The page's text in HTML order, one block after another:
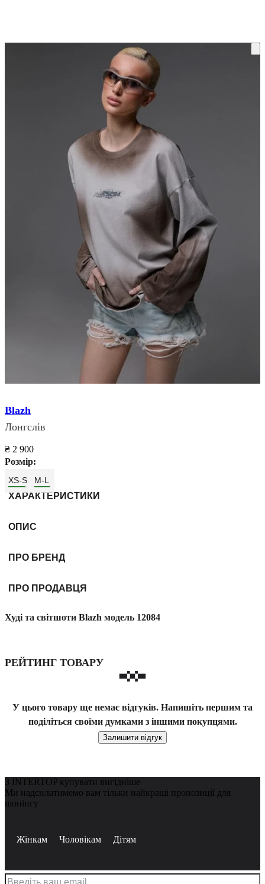
Blazh
Лонгслів
₴ 2 900
Розмір:
XS-S M-L
ХАРАКТЕРИСТИКИ
ОПИС
ПРО БРЕНД
ПРО ПРОДАВЦЯ
Худі та світшоти Blazh модель 12084
РЕЙТИНГ ТОВАРУ
У цього товару ще немає відгуків. Напишіть першим та
поділіться своїми думками з іншими покупцями.
Залишити відгук
З INTERTOP купувати вигідніше
Ми надсилатимемо вам тільки найкращі пропозиції для
шопінгу
Жінкам Чоловікам Дітям